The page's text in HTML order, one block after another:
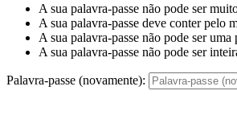
A sua palavra-passe não pode ser
A sua palavra-passe deve conter pelo
A sua palavra-passe não pode ser
A sua palavra-passe não pode ser
Palavra-passe (novamente):